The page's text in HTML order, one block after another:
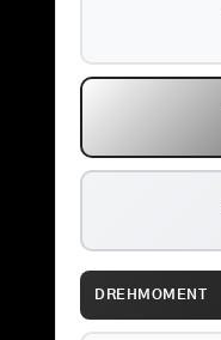
DREHMOMENT